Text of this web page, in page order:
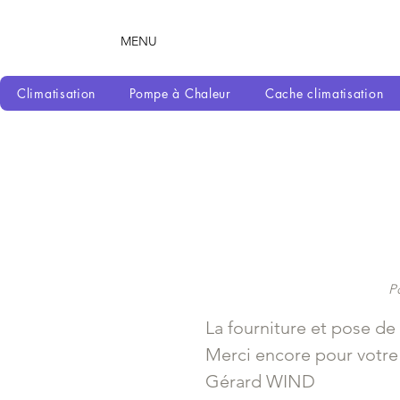
MENU
Climatisation Pompe à Chaleur Cache climatisation
La fourniture et pose
Merci encore pour
Gérard WIND